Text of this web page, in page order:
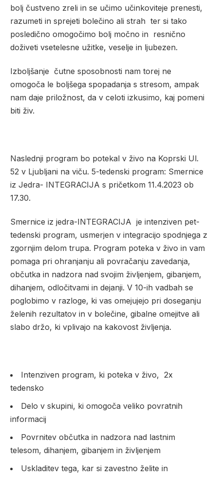
bolj čustveno zreli in se učimo učinkoviteje prenesti,
razumeti in sprejeti bolečino ali strah ter si tako
posledično omogočimo bolj močno in resnično
doživeti vsetelesne užitke, veselje in ljubezen.
Izboljšanje čutne sposobnosti nam torej ne
omogoča le boljšega spopadanja s stresom, ampak
nam daje priložnost, da v celoti izkusimo, kaj pomeni
biti živ.
Naslednji program bo potekal v živo na Koprski Ul.
52 v Ljubljani na viču. 5-tedenski program: Smernice
iz Jedra- INTEGRACIJA s pričetkom 11.4.2023 ob
17.30.
Smernice iz jedra-INTEGRACIJA je intenziven pet-
tedenski program, usmerjen v integracijo spodnjega z
zgornjim delom trupa. Program poteka v živo in vam
pomaga pri ohranjanju ali povračanju zavedanja,
občutka in nadzora nad svojim življenjem, gibanjem,
dihanjem, odločitvami in dejanji. V 10-ih vadbah se
poglobimo v razloge, ki vas omejujejo pri doseganju
želenih rezultatov in v bolečine, gibalne omejitve ali
slabo držo, ki vplivajo na kakovost življenja.
Intenziven program, ki poteka v živo, 2x
tedensko
Delo v skupini, ki omogoča veliko povratnih
informacij
Povrnitev občutka in nadzora nad lastnim
telesom, dihanjem, gibanjem in življenjem
Uskladitev tega, kar si zavestno želite in